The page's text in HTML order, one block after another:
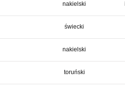
nakielski
świecki
nakielski
toruński